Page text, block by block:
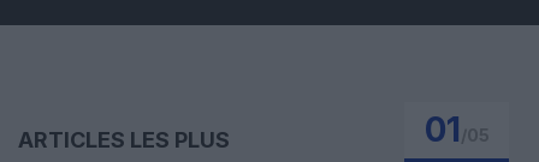
ARTICLES LES PLUS
01